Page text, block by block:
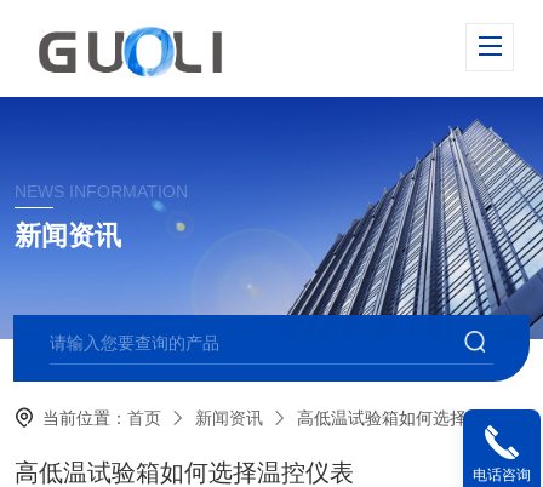
NEWS INFORMATION
新闻资讯
当前位置：首页 新闻资讯 高低温试验箱如何选择温控仪表
高低温试验箱如何选择温控仪表 电话咨询